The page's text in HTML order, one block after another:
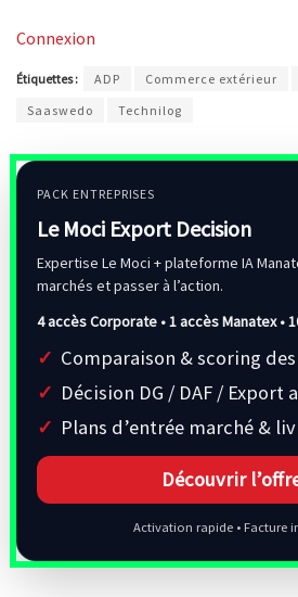
Connexion
Étiquettes : ADP Commerce extérieur
Saaswedo
Technilog
PACK ENTREPRISES
Le Moci Export Decision
Expertise Le Moci + plateforme IA
marchés et passer à l’action.
4 accès Corporate • 1 accès Manatex •
Comparaison & scoring
Décision DG / DAF / Export
Plans d’entrée marché &
Découvrir
Activation rapide • Facture